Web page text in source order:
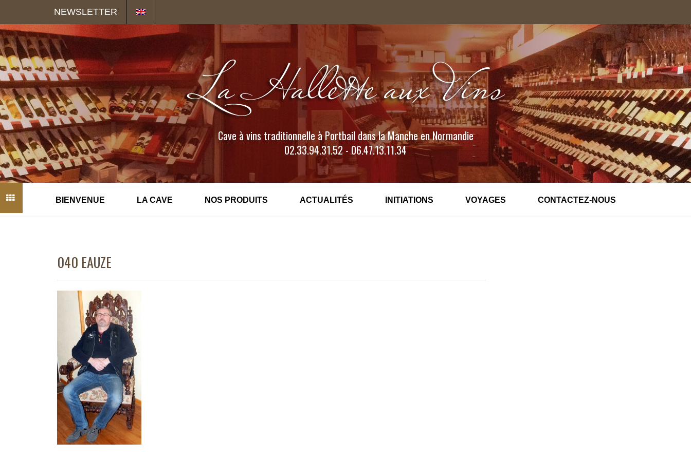
NEWSLETTER
Cave à vins traditionnelle à Portbail dans la Manche en Normandie
02.33.94.31.52 - 06.47.13.11.34
BIENVENUE LA CAVE NOS PRODUITS ACTUALITÉS INITIATIONS VOYAGES CONTACTEZ-NOUS
040 EAUZE
Panneau de gestion des cookies